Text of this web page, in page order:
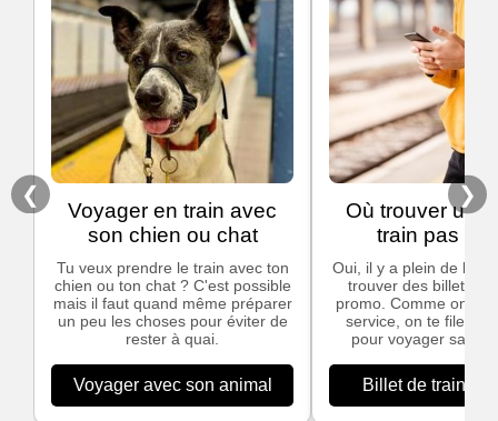
❮
Voyager en train avec
son chien ou chat
Tu veux prendre le train avec ton
chien ou ton chat ? C'est possible
mais il faut quand même préparer
un peu les choses pour éviter de
rester à quai.
Voyager avec son animal
Où trouver un
train pas
Oui, il y a plein de bon
trouver des billets
promo. Comme on
service, on te file nos
pour voyager sans
Billet de train
❯